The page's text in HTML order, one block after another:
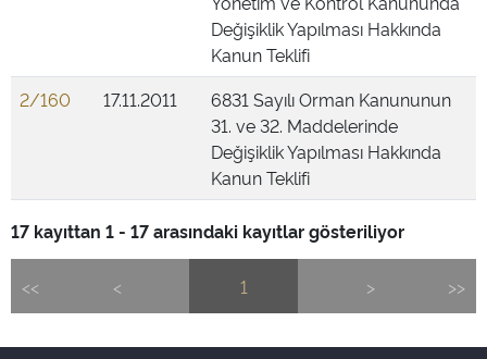
Değişiklik Yapılması Hakkında
Kanun Teklifi
2/160
17.11.2011
6831 Sayılı Orman Kanununun
31. ve 32. Maddelerinde
Değişiklik Yapılması Hakkında
Kanun Teklifi
17 kayıttan 1 - 17 arasındaki kayıtlar gösteriliyor
<< < 1 > >>